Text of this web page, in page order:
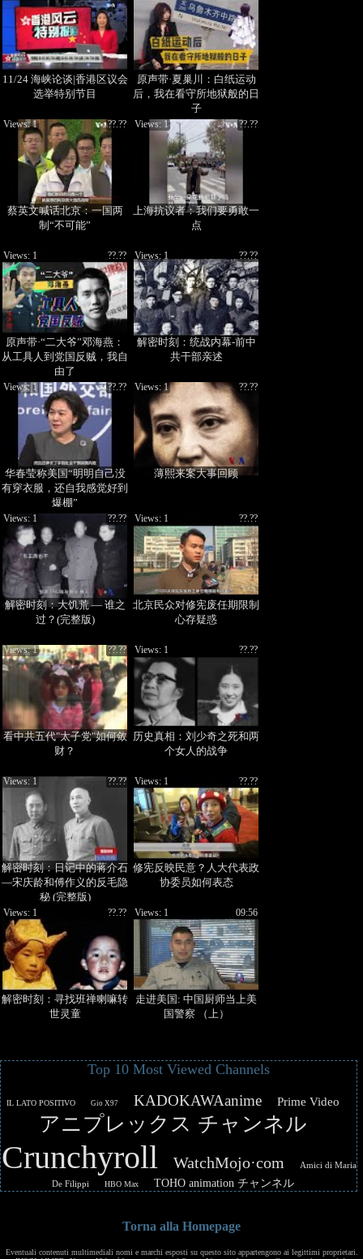
11/24 海峡论谈|香港区议会
选举特别节目
原声带·夏巢川：白纸运动
后，我在看守所地狱般的日
子
蔡英文喊话北京：一国两
制“不可能”
??.??
Views: 1
上海抗议者：我们要勇敢一
点
??.??
Views: 1
原声带·“二大爷”邓海燕：
从工具人到党国反贼，我自
由了
??.??
Views: 1
解密时刻：统战内幕-前中
共干部亲述
??.??
Views: 1
华春莹称美国“明明自己没
有穿衣服，还自我感觉好到
爆棚”
??.??
Views: 1
薄熙来案大事回顾
??.??
Views: 1
解密时刻：大饥荒 — 谁之
过？(完整版)
??.??
Views: 1
北京民众对修宪废任期限制
心存疑惑
??.??
Views: 1
看中共五代"太子党"如何敛
财？
??.??
Views: 1
历史真相：刘少奇之死和两
个女人的战争
??.??
Views: 1
解密时刻：日记中的蒋介石
—宋庆龄和傅作义的反毛隐
秘 (完整版)
??.??
Views: 1
修宪反映民意？人大代表政
协委员如何表态
??.??
Views: 1
解密时刻：寻找班禅喇嘛转
世灵童
??.??
Views: 1
走进美国: 中国厨师当上美
国警察 （上）
09:56
Views: 1
Top 10 Most Viewed Channels
IL LATO POSITIVO Gio X97 KADOKAWAanime Prime Video
アニプレックス チャンネル
Crunchyroll WatchMojo·com
Amici di Maria
De Filippi
HBO Max TOHO animation チャンネル
Torna alla Homepage
Eventuali contenuti multimediali nomi e marchi esposti su questo sito appartengono ai legittimi proprietari.